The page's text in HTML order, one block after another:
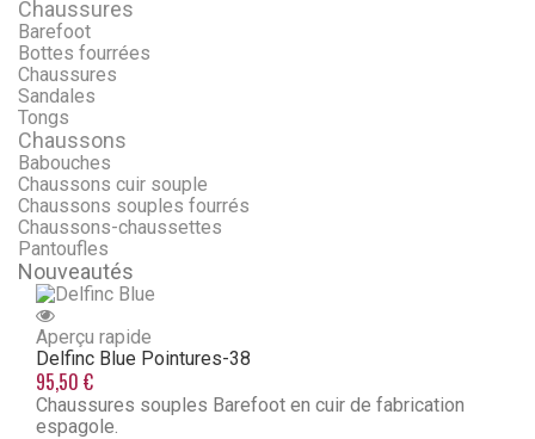
Chaussures
Barefoot
Bottes fourrées
Chaussures
Sandales
Tongs
Chaussons
Babouches
Chaussons cuir souple
Chaussons souples fourrés
Chaussons-chaussettes
Pantoufles
Nouveautés
Aperçu rapide
Delfinc Blue Pointures-38
95,50 €
Chaussures souples Barefoot en cuir de fabrication
espagole.